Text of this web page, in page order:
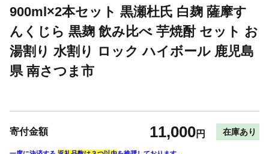
900ml×2本セット 黒瀬杜氏 白麹 薩摩す
んくじら 黒麹 飲み比べ 芋焼酎 セット お
湯割り 水割り ロック ハイボール 鹿児島
県 南さつま市
寄付金額 11,000円 在庫あり